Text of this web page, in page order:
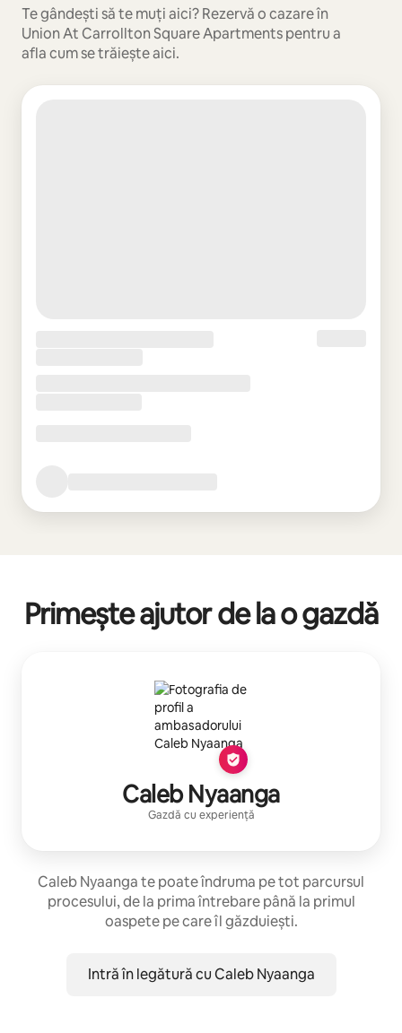
Te gândești să te muți aici? Rezervă o cazare în
Union At Carrollton Square Apartments pentru a
afla cum se trăiește aici.
Primește ajutor de la o gazdă
Caleb Nyaanga
Gazdă cu experiență
Caleb Nyaanga te poate îndruma pe tot parcursul
procesului, de la prima întrebare până la primul
oaspete pe care îl găzduiești.
Intră în legătură cu Caleb Nyaanga